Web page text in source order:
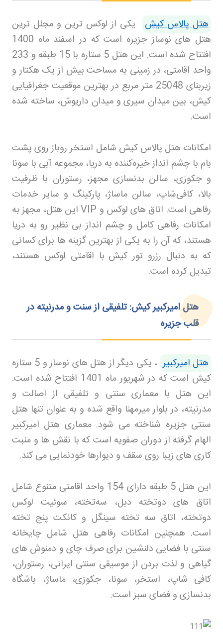
هتل پالاس کیش
یکی از لوکس‌ ترین و مجلل‌ ترین
هتل‌ های نوساز جزیره است که در اسفند ماه 1400
افتتاح شده است. این هتل 5 ستاره با 15 طبقه و 233
واحد اقامتی، در زمینی به مساحت بیش از یک هکتار و
زیربنای 25048 متر مربع در بهترین موقعیت جغرافیایی
کیش، بین میدان سیری و میدان داریوش، ساخته شده
است.
امکانات هتل پالاس کیش شامل استخر روباز روی پشت
بام با چشم‌ انداز خیره‌کننده به دریا، مجموعه آبی با سونا
و جکوزی، سالن بدنسازی مجهز، رستوران با ظرفیت
بالا، کافی‌شاپ، سالن ماساژ، پارکینگ و سایر خدمات
رفاهی است. اتاق‌ های لوکس و
این هتل، مجهز به
امکانات رفاهی کامل و چشم‌ انداز بی‌ نظیر رو به دریا
هستند، که آن را به یکی از بهترین گزینه‌ ها برای کسانی
که به دنبال رزرو تور کیش با اقامتی لوکس هستند،
تبدیل کرده است.
هتل امیرکبیر کیش: تلفیقی از سنت و مدرنیته در
قلب جزیره
هتل امیرکبیر
، یکی دیگر از هتل‌ های نوساز و 5 ستاره
کیش است که در شهریور ماه 1401 افتتاح شده است.
این هتل با معماری سنتی و تلفیقی از اصالت و
مدرنیته، در بلوار میرمهنا واقع شده و به عنوان تنها هتل
سنتی جزیره شناخته می‌ شود. معماری هتل امیرکبیر
الهام گرفته از دوران صفویه است که با نقش‌ ها و منبت‌
کاری‌ های زیبا روی سقف و دیوارها خودنمایی می‌ کند.
این هتل 5 طبقه دارای 154 واحد اقامتی متنوع شامل
اتاق‌ های دوتخته دبل، سه‌تخته، سوئیت لوکس
دوتخته، اتاق سه‌ تخته سینگل و کانکت پنج‌ تخته
است. همچنین امکانات رفاهی هتل شامل چایخانه
سنتی با فضایی دلنشین برای صرف چای و دمنوش‌ های
گیاهی و لذت بردن از موسیقی سنتی ایرانی، رستوران،
کافی‌ شاپ، استخر، سونا، جکوزی، ماساژ، باشگاه
بدنسازی و فضای سبز است.